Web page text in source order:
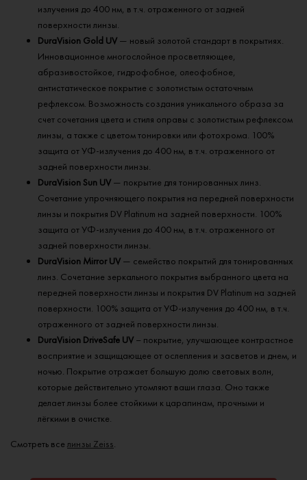
излучения до 400 нм, в т.ч. отраженного от задней
поверхности линзы.
DuraVision Gold UV — новый золотой стандарт в покрытиях.
Инновационное многослойное просветляющее,
абразивостойкое, гидрофобное, олеофобное,
антистатическое покрытие с золотистым остаточным
рефлексом. Возможность создания уникального образа за
счет сочетания цвета и стиля оправы с золотистым рефлексом
линзы, а также с цветом тонировки или фотохрома. 100%
защита от УФ-излучения до 400 нм, в т.ч. отраженного от
задней поверхности линзы.
DuraVision Sun UV — покрытие для тонированных линз.
Сочетание упрочняющего покрытия на передней поверхности
линзы и покрытия DV Platinum на задней поверхности. 100%
защита от УФ-излучения до 400 нм, в т.ч. отраженного от
задней поверхности линзы.
DuraVision Mirror UV — семейство покрытий для тонированных
линз. Сочетание зеркального покрытия выбранного цвета на
передней поверхности линзы и покрытия DV Platinum на задней
поверхности. 100% защита от УФ-излучения до 400 нм, в т.ч.
отраженного от задней поверхности линзы.
DuraVision DriveSafe UV – покрытие, улучшающее контрастное
восприятие и защищающее от ослепления и засветов и днем, и
ночью. Покрытие отражает большую долю световых волн,
которые действительно утомляют ваши глаза. Оно также
делает линзы более стойкими к царапинам, прочными и
лёгкими в очистке.
Смотреть все линзы Zeiss.